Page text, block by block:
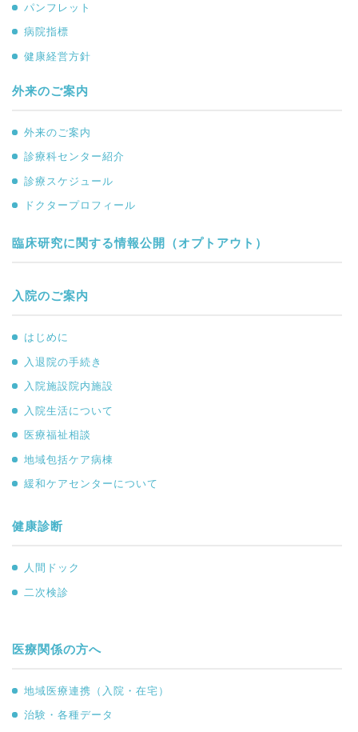
パンフレット
病院指標
健康経営方針
外来のご案内
外来のご案内
診療科センター紹介
診療スケジュール
ドクタープロフィール
臨床研究に関する情報公開（オプトアウト）
入院のご案内
はじめに
入退院の手続き
入院施設院内施設
入院生活について
医療福祉相談
地域包括ケア病棟
緩和ケアセンターについて
健康診断
人間ドック
二次検診
医療関係の方へ
地域医療連携（入院・在宅）
治験・各種データ